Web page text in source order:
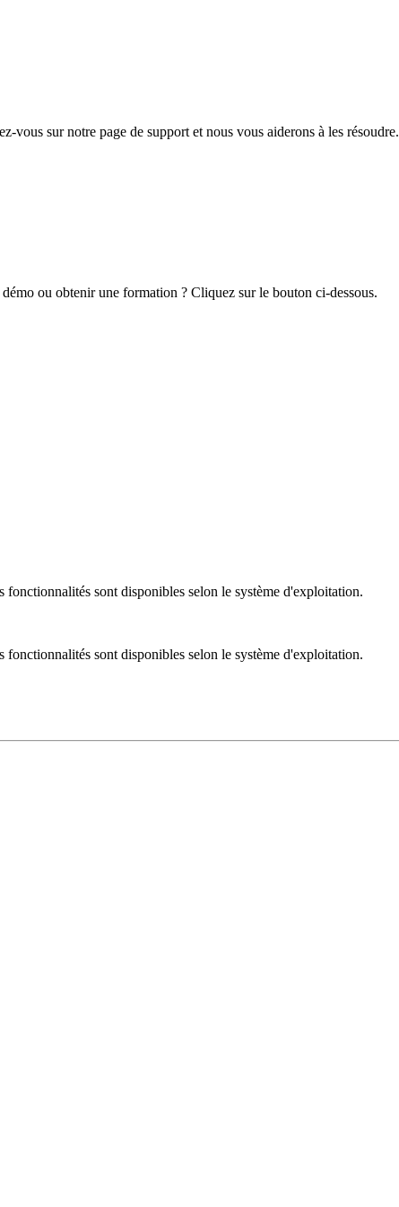
sur notre page de support et nous vous aiderons à les résoudre.
ou obtenir une formation ? Cliquez sur le bouton ci-dessous.
sont disponibles selon le système d'exploitation.
sont disponibles selon le système d'exploitation.